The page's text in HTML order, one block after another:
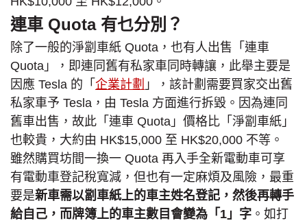
連車 Quota 有乜分別？
除了一般的淨劏車紙 Quota，也有人出售「連車
Quota」，即連同舊有私家車同時轉讓，此舉主要是
因應 Tesla 的「 企業計劃 」，該計劃需要買家交出舊
私家車予 Tesla，由 Tesla 方面進行拆毀。因為連同
舊車出售，故此「連車 Quota」價格比「淨劏車紙」
也較貴，大約由 HK$15,000 至 HK$20,000 不等。
雖然購買坊間一換一 Quota 再入手全新電動車可享
有電動車登記稅寬減，但也有一定麻煩及風險，最重
要是新車需以劏車紙上的車主姓名登記，然後再轉手
給自己，而牌簿上的車主數目會變為「1」字 。如打